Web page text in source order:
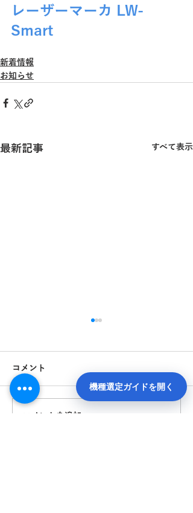
レーザーマーカ LW-
Smart
新着情報
お知らせ
最新記事 すべて表示
コメント
コメントを追加…
機種選定ガイドを開く